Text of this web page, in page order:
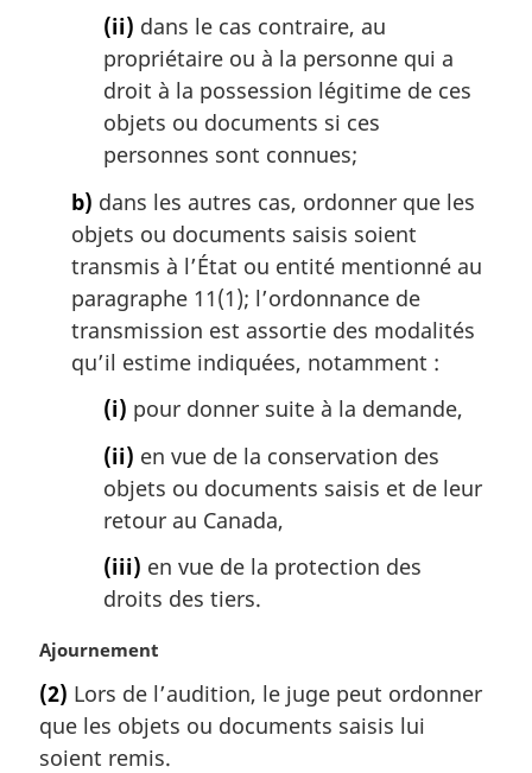
(ii) dans le cas contraire, au
propriétaire ou à la personne qui a
droit à la possession légitime de ces
objets ou documents si ces
personnes sont connues;
b) dans les autres cas, ordonner que les
objets ou documents saisis soient
transmis à l’État ou entité mentionné au
paragraphe 11(1); l’ordonnance de
transmission est assortie des modalités
qu’il estime indiquées, notamment :
(i) pour donner suite à la demande,
(ii) en vue de la conservation des
objets ou documents saisis et de leur
retour au Canada,
(iii) en vue de la protection des
droits des tiers.
N
t
e
m
Ajournement
(2) Lors de l’audition, le juge peut ordonner
que les objets ou documents saisis lui
soient remis.